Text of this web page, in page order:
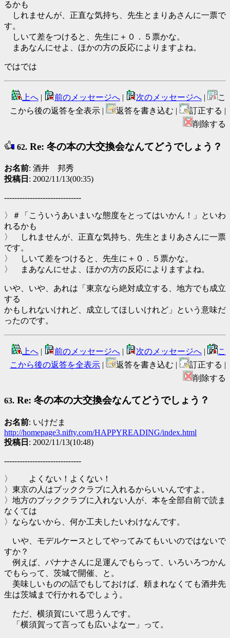
るかも
しれませんが、正直な気持ち、先生とまりあさんに一票で
す。
しいて差をつけると、先生に＋０．５票かな。
まあなんにせよ、ほかの方の反応によりますよね。
ではでは
上へ | 前のメッセージへ | 次のメッセージへ |
こ
こから後の返答を全表示 |
返答を書き込む |
訂正する |
削除する
62. Re: 冬の本の大交換会なんてどうでしょう？
お名前: 酒井 邦秀
投稿日 : 2002/11/13(00:35)
------------------------------
〉＃「こういうあいまいな態度をとってはいかん！」といわ
れるかも
〉 しれませんが、正直な気持ち、先生とまりあさんに一票
です。
〉 しいて差をつけると、先生に＋０．５票かな。
〉 まあなんにせよ、ほかの方の反応によりますよね。
いや、いや、あれは「東京なら絶対成立する、地方でも成立
する
かもしれないけれど、成立してほしいけれど」という意味だ
ったのです。
上へ | 前のメッセージへ | 次のメッセージへ |
こ
こから後の返答を全表示 | 返答を書き込む |
訂正する |
削除する
63. Re: 冬の本の大交換会なんてどうでしょう？
お名前: いけだま
http://homepage3.nifty.com/HAPPYREADING/index.html
投稿日 : 2002/11/13(10:48)
------------------------------
〉 よくない！よくない！
〉東京の人はブッククラブに入れるからいいんですよ。
〉地方のブッククラブに入れない人が、本を全部自前で読ま
なくては
〉ならないから、何か工夫したいわけなんです。
いや、モデルケースとしてやってみてもいいのではないで
すか？
例えば、バナナさんに足運んでもらって、いろいろつかん
でもらって、茨城で開催、と。
美味しいものの話でもしておけば、頼まれなくても酒井先
生は茨城まで行かれるでしょう。
ただ、横須賀にいて思うんです。
「横須賀って言っても広いよなー」って。